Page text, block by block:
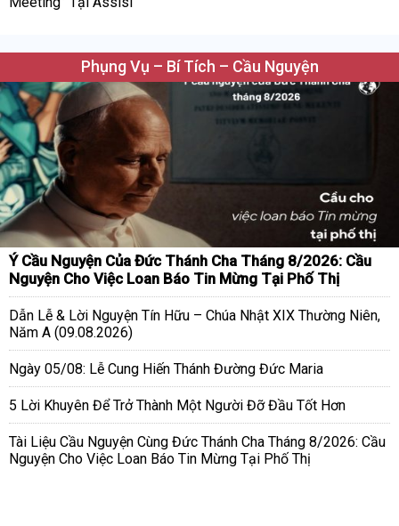
Phụng Vụ – Bí Tích – Cầu Nguyện
Ý Cầu Nguyện Của Đức Thánh Cha Tháng 8/2026: Cầu
Nguyện Cho Việc Loan Báo Tin Mừng Tại Phố Thị
Dẫn Lễ & Lời Nguyện Tín Hữu – Chúa Nhật XIX Thường Niên,
Năm A (09.08.2026)
Ngày 05/08: Lễ Cung Hiến Thánh Đường Đức Maria
5 Lời Khuyên Để Trở Thành Một Người Đỡ Đầu Tốt Hơn
Tài Liệu Cầu Nguyện Cùng Đức Thánh Cha Tháng 8/2026: Cầu
Nguyện Cho Việc Loan Báo Tin Mừng Tại Phố Thị